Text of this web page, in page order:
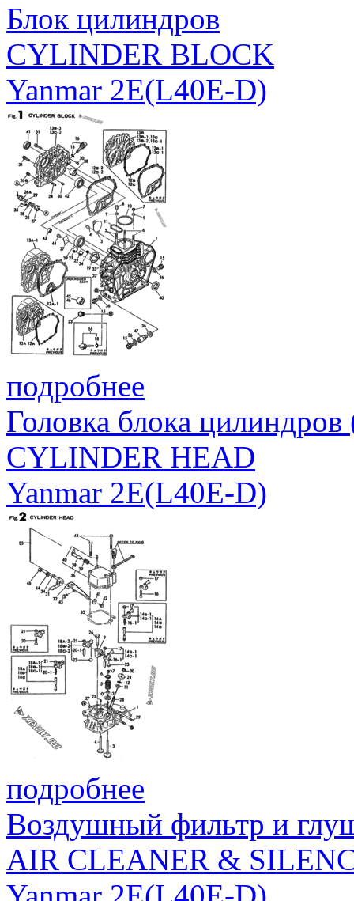
Блок цилиндров
CYLINDER BLOCK
Yanmar 2E(L40E-D)
подробнее
Головка блока
CYLINDER HEAD
Yanmar 2E(L40E-D)
подробнее
Воздушный фильтр и
AIR CLEANER &